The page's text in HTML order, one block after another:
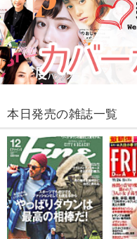
本日発売の雑誌一覧